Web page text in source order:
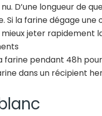
nu. D’une longueur de
Si la farine dégage
mieux jeter rapidement
farine pendant 48h
dans un récipient